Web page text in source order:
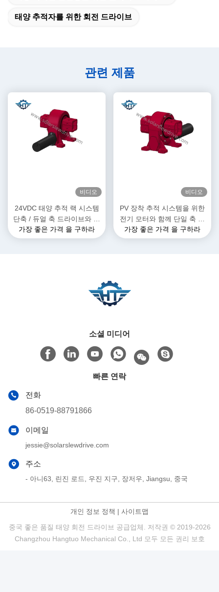
태양 추적자를 위한 회전 드라이브
관련 제품
비디오
24VDC 태양 추적 랙 시스템
단축 / 듀얼 축 드라이브와 함
께 슬레브 모터
가장 좋은 가격 을 구하라
비디오
PV 장착 추적 시스템을 위한
전기 모터와 함께 단일 축 스
레드 드라이브 기어박스
가장 좋은 가격 을 구하라
소셜 미디어
빠른 연락
전화
86-0519-88791866
이메일
jessie@solarslewdrive.com
주소
- 아니63, 린진 로드, 우진 지구, 장저우, Jiangsu, 중국
개인 정보 정책 | 사이트맵
중국 좋은 품질 태양 회전 드라이브 공급업체. 저작권 © 2019-2026
Changzhou Hangtuo Mechanical Co., Ltd 모두 모든 권리 보호